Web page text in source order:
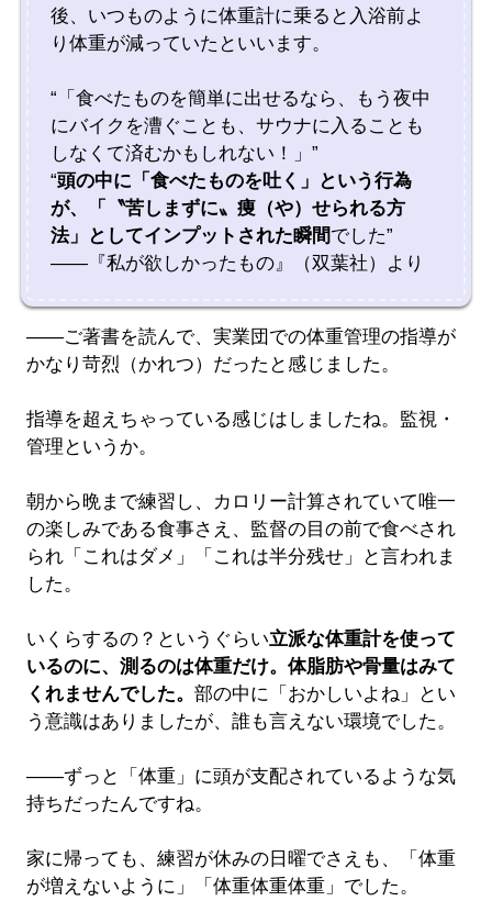
後、いつものように体重計に乗ると入浴前よ
り体重が減っていたといいます。
“「食べたものを簡単に出せるなら、もう夜中
にバイクを漕ぐことも、サウナに入ることも
しなくて済むかもしれない！」”
“頭の中に「食べたものを吐く」という行為
が、「〝苦しまずに〟痩（や）せられる方
法」としてインプットされた瞬間でした”
――『私が欲しかったもの』（双葉社）より
――ご著書を読んで、実業団での体重管理の指導が
かなり苛烈（かれつ）だったと感じました。
指導を超えちゃっている感じはしましたね。監視・
管理というか。
朝から晩まで練習し、カロリー計算されていて唯一
の楽しみである食事さえ、監督の目の前で食べされ
られ「これはダメ」「これは半分残せ」と言われま
した。
いくらするの？というぐらい立派な体重計を使って
いるのに、測るのは体重だけ。体脂肪や骨量はみて
くれませんでした。 部の中に「おかしいよね」とい
う意識はありましたが、誰も言えない環境でした。
――ずっと「体重」に頭が支配されているような気
持ちだったんですね。
家に帰っても、練習が休みの日曜でさえも、「体重
が増えないように」「体重体重体重」でした。